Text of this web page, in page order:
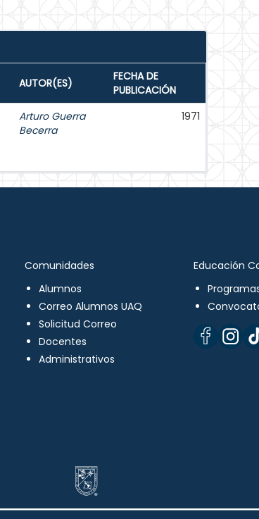
AUTOR(ES)
FECHA DE
PUBLICACIÓN
Arturo Guerra
Becerra
1971
Comunidades
Alumnos
Correo Alumnos UAQ
Solicitud Correo
Docentes
Administrativos
Educación